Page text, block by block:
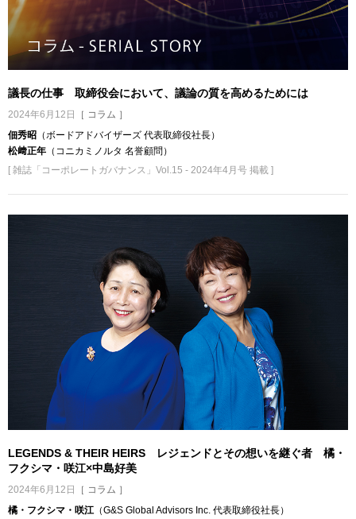
議長の仕事 取締役会において、議論の質を高めるためには
2024年6月12日
［ コラム ］
佃秀昭 （ボードアドバイザーズ 代表取締役社長）
松﨑正年 （コニカミノルタ 名誉顧問）
[ 雑誌「コーポレートガバナンス」Vol.15 - 2024年4月号 掲載 ]
LEGENDS & THEIR HEIRS レジェンドとその想いを継ぐ者 橘・
フクシマ・咲江×中島好美
2024年6月12日
［ コラム ］
橘・フクシマ・咲江 （G&S Global Advisors Inc. 代表取締役社長）